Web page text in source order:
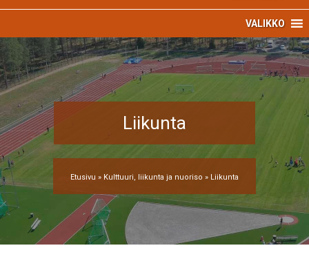
VALIKKO
Liikunta
Etusivu » Kulttuuri, liikunta ja nuoriso » Liikunta